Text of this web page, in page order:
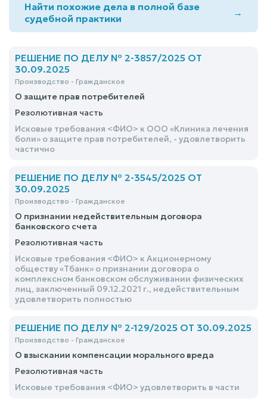
Найти похожие дела в полной базе
судебной практики
→
РЕШЕНИЕ ПО ДЕЛУ № 2-3857/2025 ОТ
30.09.2025
Производство - Гражданское
О защите прав потребителей
Резолютивная часть
Исковые требования <ФИО> к ООО «Клиника лечения
боли» о защите прав потребителей, - удовлетворить
частично
РЕШЕНИЕ ПО ДЕЛУ № 2-3545/2025 ОТ
30.09.2025
Производство - Гражданское
О признании недействительным договора
банковского счета
Резолютивная часть
Исковые требования <ФИО> к Акционерному
обществу «Тбанк» о признании договора о
комплексном банковском обслуживании физических
лиц, заключенный 09.12.2021 г., недействительным
удовлетворить полностью
РЕШЕНИЕ ПО ДЕЛУ № 2-129/2025 ОТ 30.09.2025
Производство - Гражданское
О взыскании компенсации морального вреда
Резолютивная часть
Исковые требования <ФИО> удовлетворить в части